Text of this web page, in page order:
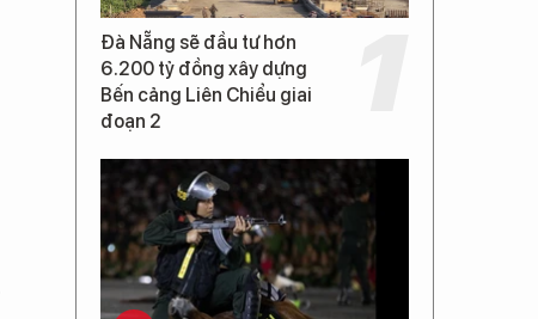
Đà Nẵng sẽ đầu tư hơn
6.200 tỷ đồng xây dựng
Bến cảng Liên Chiểu giai
đoạn 2